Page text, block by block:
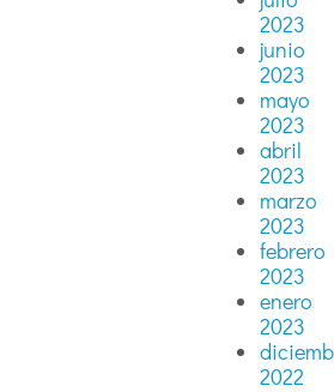
2023
junio
2023
mayo
2023
abril
2023
marzo
2023
febrero
2023
enero
2023
2022